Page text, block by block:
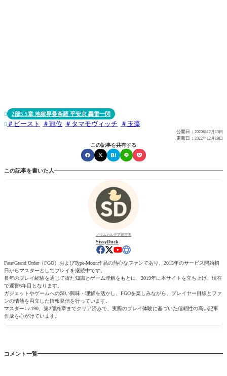
 2部5.5章 地獄界曼荼羅 平安京 轟雷一閃
 ビースト 冠位 タマモヴィッチ 玉藻
公開日： 2020年12月13日
更新日： 2022年12月19日
この記事を共有する
この記事を書いた人
ノウムカルデア運営者
SissyDuck
Fate/Grand Order（FGO）およびType-Moon作品の熱心なファンであり、2015年のサービス開始初
日からマスターとしてプレイを継続中です。
長年のプレイ経験を通じて得た知識とゲーム理解をもとに、2019年に本サイトを立ち上げ、現在
で運営6年目となります。
ガジェットやゲームへの深い興味・理解を活かし、FGOを楽しみながら、プレイヤー目線とファ
ンの情熱を両立した情報発信を行っています。
マスターLv.190、第2部終章までクリア済みで、実際のプレイ体験に基づいた信頼性の高い記事
作成を心がけています。
コメント一覧